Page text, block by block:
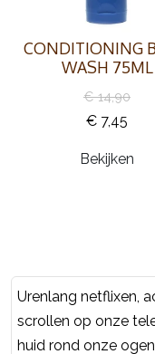
CONDITIONING
WASH 75ML
€ 14,90
€ 7,45
Bekijken
Urenlang netflixen,
scrollen op onze
huid rond onze